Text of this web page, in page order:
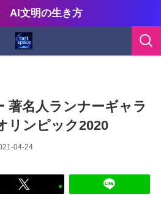
AI文明の生き方
著名人ランナーギャラ
リンピック2020
04-24